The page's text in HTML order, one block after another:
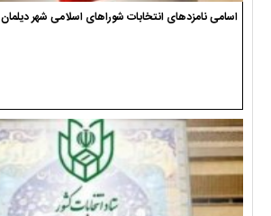
اسامی نامزدهای انتخابات شوراهای اسلامی شهر دیلمان